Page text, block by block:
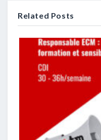
Related Posts